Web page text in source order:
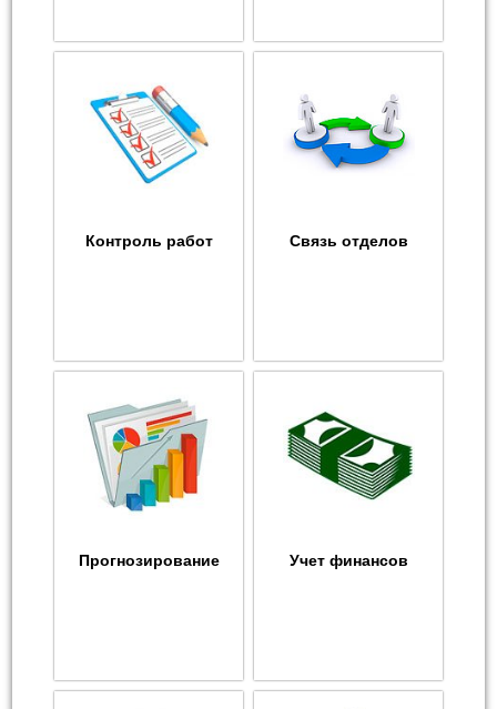
Контроль работ Связь отделов
Прогнозирование Учет финансов